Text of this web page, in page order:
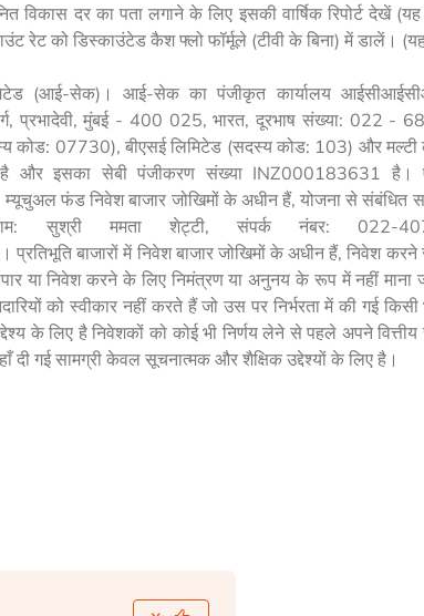
विकास दर का पता लगाने के लिए इसकी वार्षिक रिपोर्ट देखें
रेट को डिस्काउंटेड कैश फ्लो फॉर्मूले (टीवी के बिना) में डालें।
(आई-सेक)। आई-सेक का पंजीकृत कार्यालय
प्रभादेवी, मुंबई - 400 025, भारत, दूरभाष संख्या:
कोड: 07730), बीएसई लिमिटेड (सदस्य कोड: 103) और मल्टी
और इसका सेबी पंजीकरण संख्या INZ000183631 है।
फंड निवेश बाजार जोखिमों के अधीन हैं, योजना से संबंधित
सुश्री ममता शेट्टी, संपर्क नंबर: 022-
बाजारों में निवेश बाजार जोखिमों के अधीन हैं, निवेश करने
या निवेश करने के लिए निमंत्रण या अनुनय के रूप में नहीं
को स्वीकार नहीं करते हैं जो उस पर निर्भरता में की गई किसी
के लिए है निवेशकों को कोई भी निर्णय लेने से पहले अपने
दी गई सामग्री केवल सूचनात्मक और शैक्षिक उद्देश्यों के लिए है।